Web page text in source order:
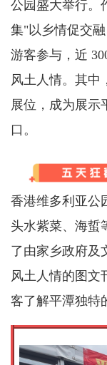
公园盛大举行。
集"以乡情促交
游客参与，近
风土人情。其中
展位，成为展示
口。
香港维多利亚公
头水紫菜、海蜇
了由家乡政府及
风土人情的图文
客了解平潭独特